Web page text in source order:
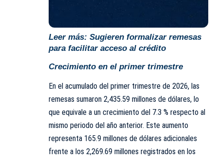
Leer más: Sugieren formalizar remesas
para facilitar acceso al crédito
Crecimiento en el primer trimestre
En el acumulado del primer trimestre de 2026, las
remesas sumaron 2,435.59 millones de dólares, lo
que equivale a un crecimiento del 7.3 % respecto al
mismo periodo del año anterior. Este aumento
representa 165.9 millones de dólares adicionales
frente a los 2,269.69 millones registrados en los